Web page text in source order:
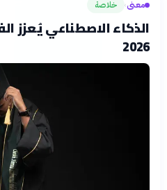
معنى› خلاصة
الذكاء الاصطناعي يُعزز
2026